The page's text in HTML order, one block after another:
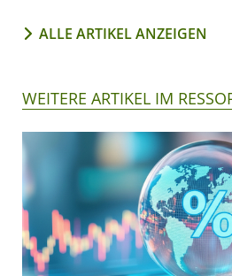
ALLE ARTIKEL ANZEIGEN
WEITERE ARTIKEL IM